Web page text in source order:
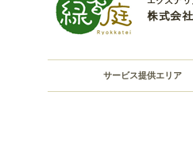
サービス提供エリア